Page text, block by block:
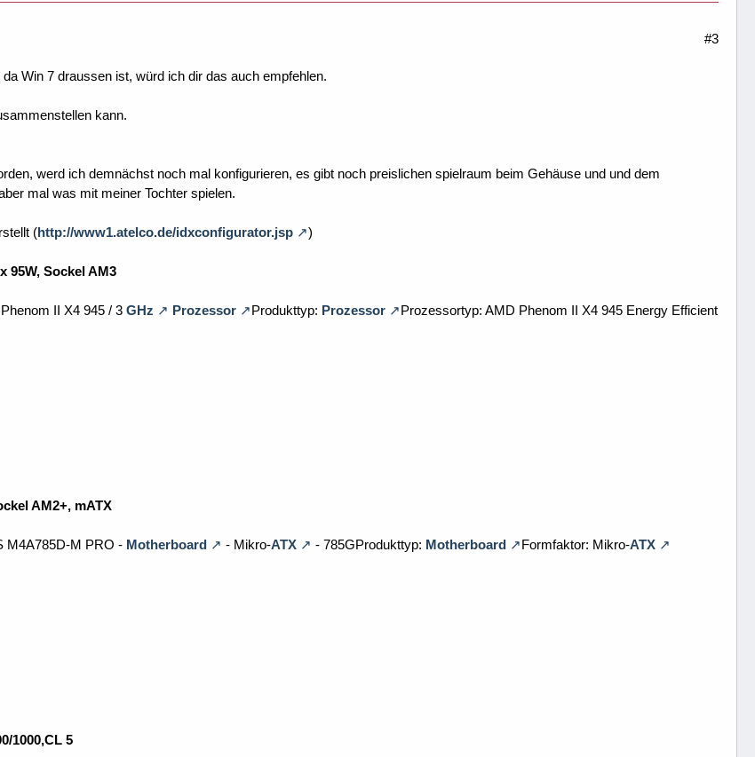
#3
Win 7 draussen ist, würd ich dir das auch empfehlen.
kann.
werd ich demnächst noch mal konfigurieren, es gibt noch preislichen spielraum beim Gehäuse und und dem
mal was mit meiner Tochter spielen.
(http://www1.atelco.de/idxconfigurator.jsp
)
95W, Sockel AM3
II X4 945 / 3 GHz Prozessor Produkttyp: Prozessor
Prozessortyp: AMD Phenom II X4 945 Energy Efficient
AM2+, mATX
M4A785D-M PRO - Motherboard - Mikro-ATX - 785GProdukttyp: Motherboard Formfaktor: Mikro-ATX
1000,CL 5